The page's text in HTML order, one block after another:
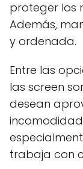
proteger los
Además,
y ordenada.
Entre las
las screen
desean
trabaja con